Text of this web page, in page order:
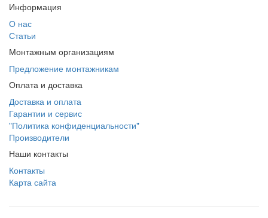
Информация
О нас
Статьи
Монтажным организациям
Предложение монтажникам
Оплата и доставка
Доставка и оплата
Гарантии и сервис
"Политика конфиденциальности"
Производители
Наши контакты
Контакты
Карта сайта